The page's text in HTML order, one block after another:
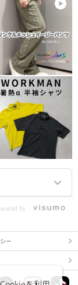
by
ー